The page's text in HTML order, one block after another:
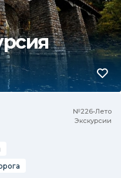
№226•Лето
Экскурсии